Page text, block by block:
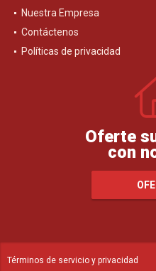
Nuestra Empresa
Contáctenos
Políticas de privacidad
Oferte
con
Términos de servicio y privacidad